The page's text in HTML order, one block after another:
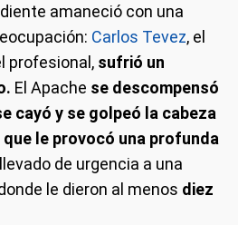
amaneció con una
Carlos Tevez, el
profesional, sufrió un
El Apache se descompensó
cayó y se golpeó la cabeza
le provocó una profunda
de urgencia a una
le dieron al menos diez